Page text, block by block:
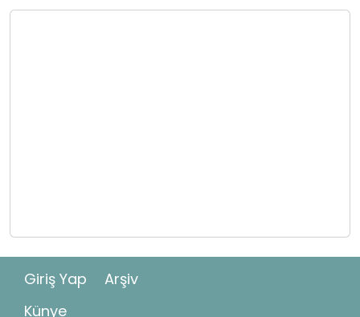
Giriş Yap
Arşiv
Künye